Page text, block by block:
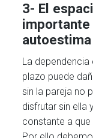
3- El
importante
autoestima
La
plazo puede
sin la pareja no
disfrutar sin ella
constante a